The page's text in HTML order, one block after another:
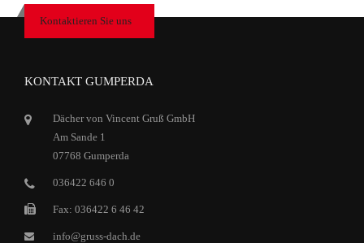
Kontaktieren Sie uns
KONTAKT GUMPERDA
Dächer von Vincent Gruß GmbH
Am Sande 1
07768 Gumperda
036422 646 0
Fax: 036422 6 46 42
info@gruss-dach.de